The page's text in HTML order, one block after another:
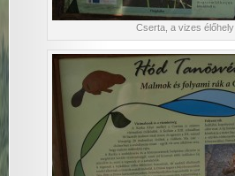
Cserta, a vizes élőhely